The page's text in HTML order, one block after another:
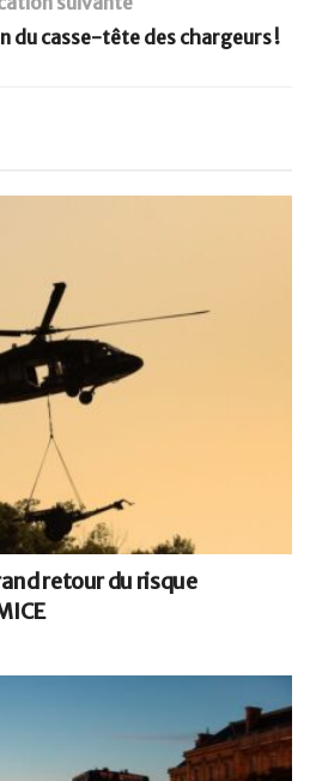
du casse-tête des chargeurs !
retour du risque